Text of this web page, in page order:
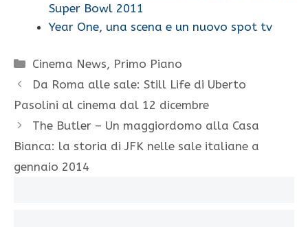
Super Bowl 2011
Year One, una scena e un nuovo spot tv
Categorie
Cinema News, Primo Piano
Da Roma alle sale: Still Life di Uberto
Pasolini al cinema dal 12 dicembre
The Butler – Un maggiordomo alla Casa
Bianca: la storia di JFK nelle sale italiane a
gennaio 2014